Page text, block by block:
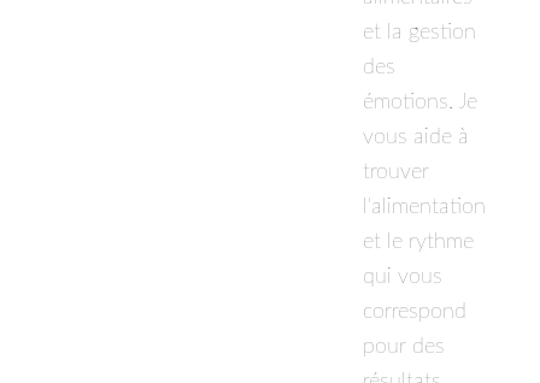
et la gestion
des
émotions. Je
vous aide à
trouver
l'alimentation
et le rythme
qui vous
correspond
pour des